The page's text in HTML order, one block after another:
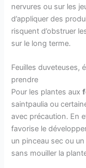
nervures ou sur les
d’appliquer des
risquent d’obstruer
sur le long terme.
Feuilles duveteuses,
prendre
Pour les plantes aux
saintpaulia ou
avec précaution. En
favorise le
un pinceau sec ou
sans mouiller la